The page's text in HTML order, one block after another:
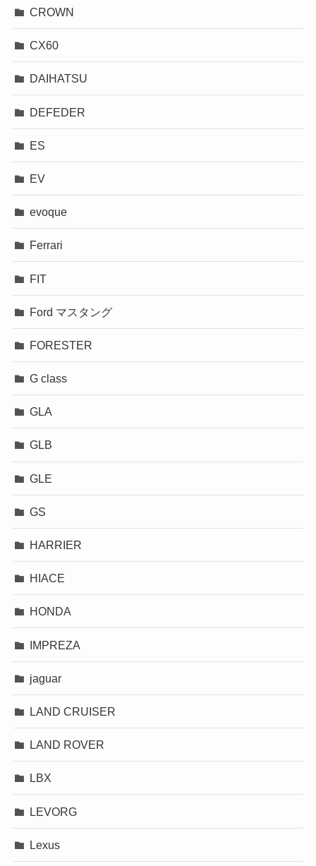
CROWN
CX60
DAIHATSU
DEFEDER
ES
EV
evoque
Ferrari
FIT
Ford マスタング
FORESTER
G class
GLA
GLB
GLE
GS
HARRIER
HIACE
HONDA
IMPREZA
jaguar
LAND CRUISER
LAND ROVER
LBX
LEVORG
Lexus